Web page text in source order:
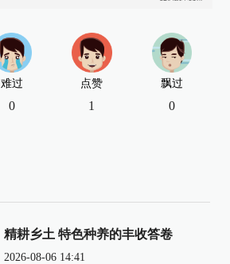
难过
0
点赞
1
飘过
0
精耕乡土 特色种养的丰收答卷
2026-08-06 14:41